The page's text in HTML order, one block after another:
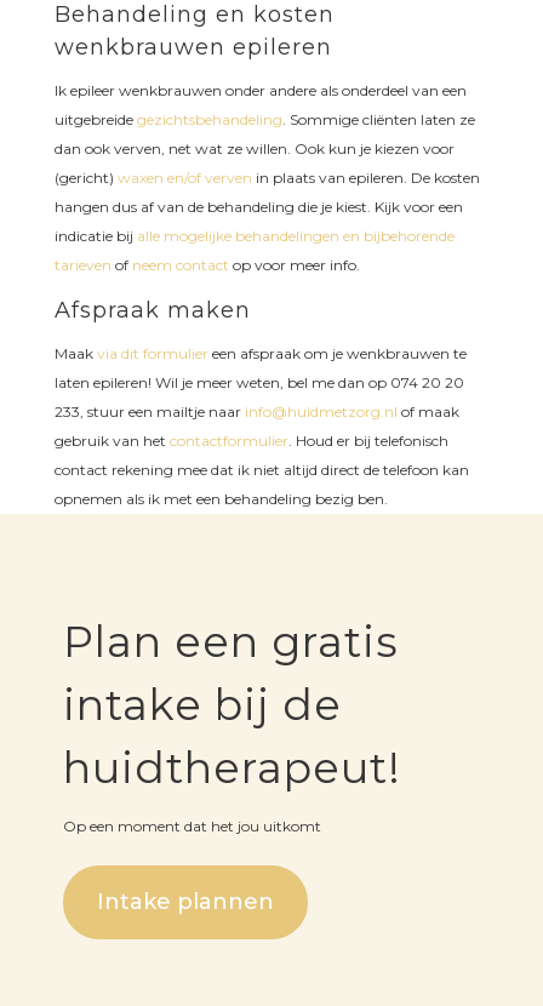
Behandeling en kosten
wenkbrauwen epileren
Ik epileer wenkbrauwen onder andere als onderdeel van een
uitgebreide gezichtsbehandeling. Sommige cliënten laten ze
dan ook verven, net wat ze willen. Ook kun je kiezen voor
(gericht) waxen en/of verven in plaats van epileren. De kosten
hangen dus af van de behandeling die je kiest. Kijk voor een
indicatie bij alle mogelijke behandelingen en bijbehorende
tarieven of neem contact op voor meer info.
Afspraak maken
Maak via dit formuliereen afspraak om je wenkbrauwen te
laten epileren! Wil je meer weten, bel me dan op 074 20 20
233, stuur een mailtje naar info@huidmetzorg.nl of maak
gebruik van het contactformulier. Houd er bij telefonisch
contact rekening mee dat ik niet altijd direct de telefoon kan
opnemen als ik met een behandeling bezig ben.
Plan een gratis
intake bij de
huidtherapeut!
Op een moment dat het jou uitkomt
Intake plannen